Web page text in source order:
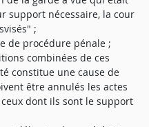
support nécessaire, la cour
;
de procédure pénale ;
combinées de ces
constitue une cause de
être annulés les actes
dont ils sont le support